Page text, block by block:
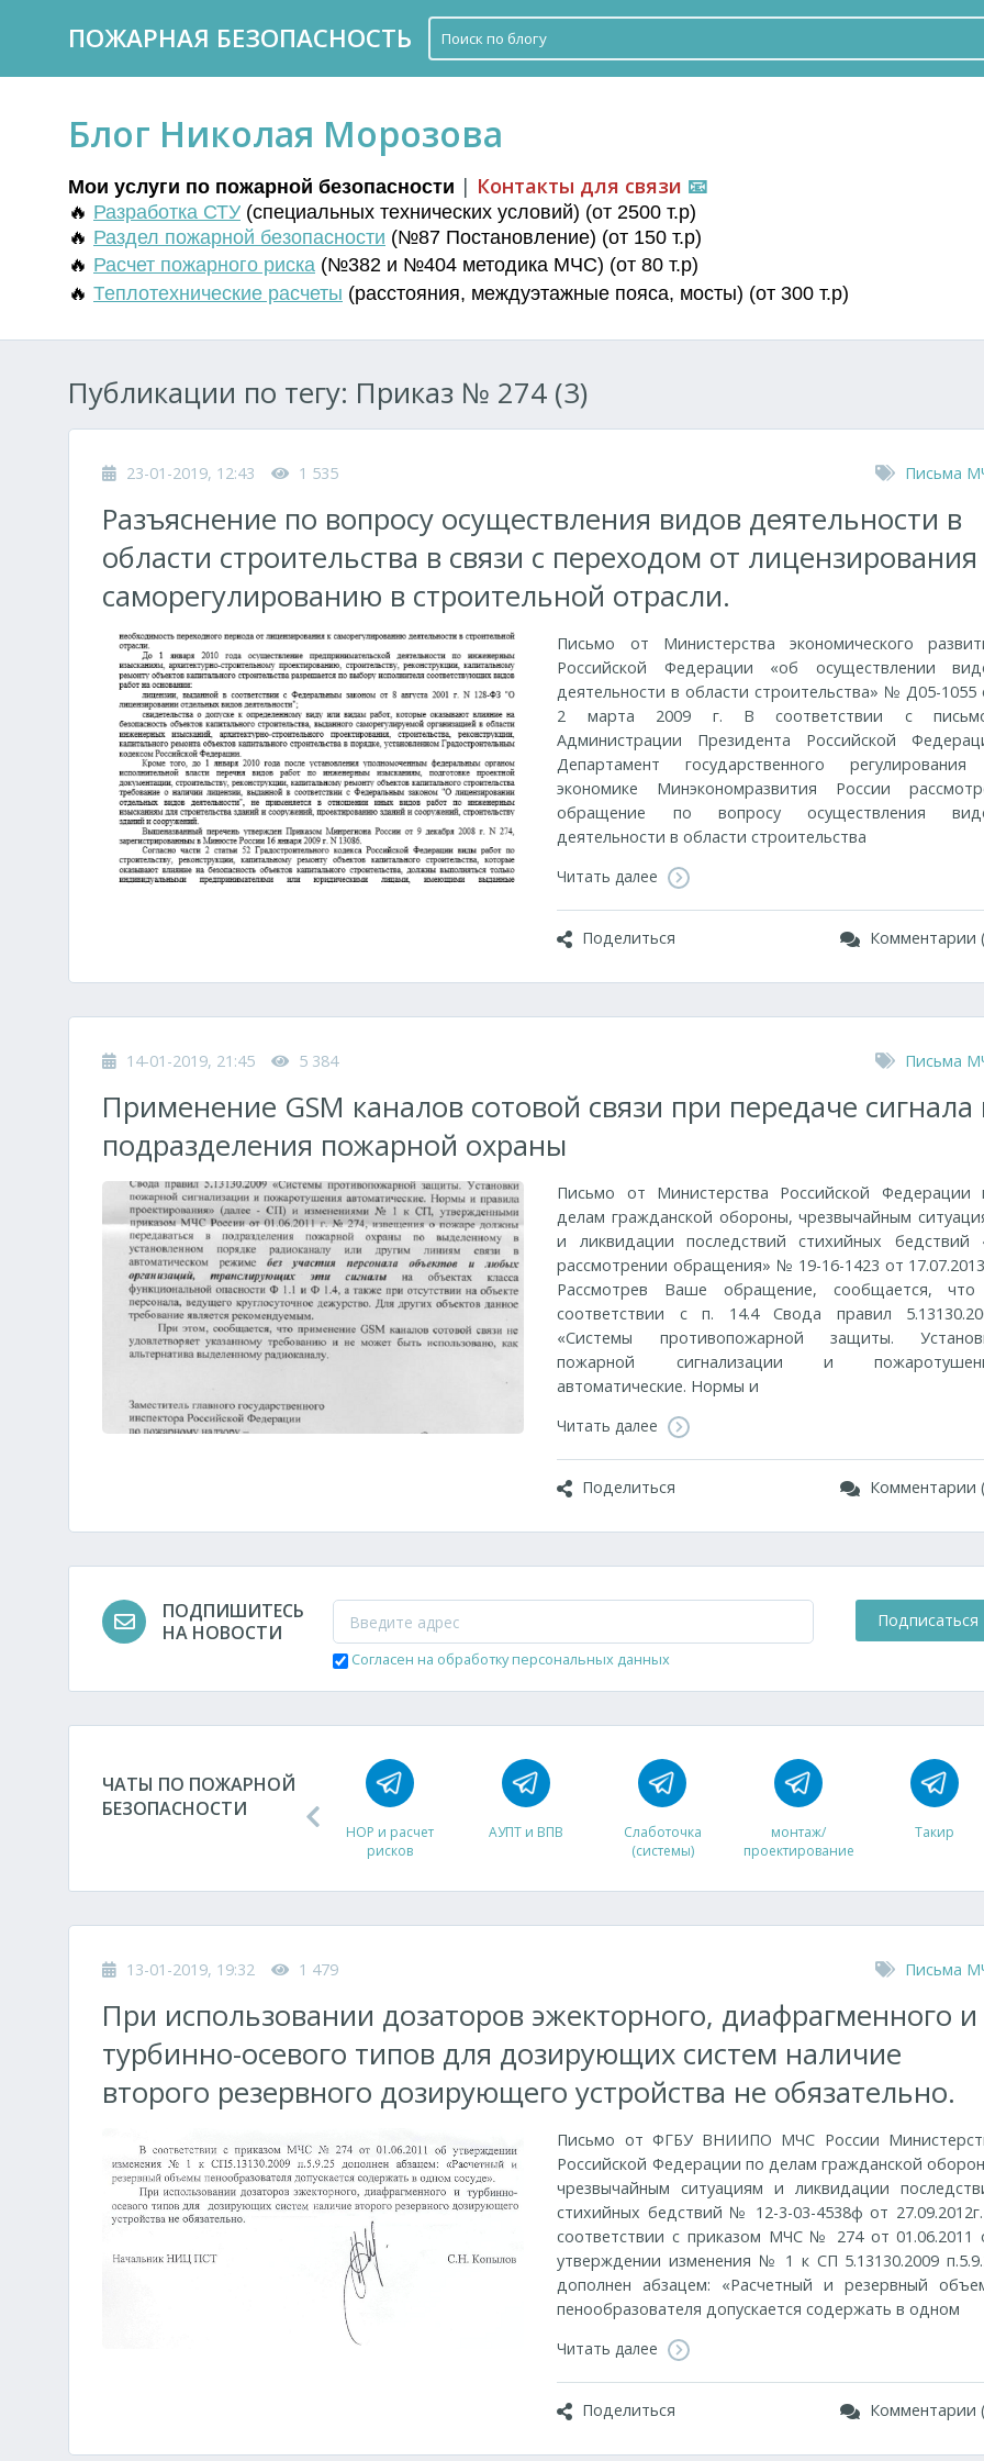
ПОЖАРНАЯ БЕЗОПАСНОСТЬ
Блог Николая Морозова
Мои услуги по пожарной безопасности | Контакты для связи 📧
🔥 Разработка СТУ (специальных технических условий) (от 2500 т.р)
🔥 Раздел пожарной безопасности (№87 Постановление) (от 150 т.р)
🔥 Расчет пожарного риска (№382 и №404 методика МЧС) (от 80 т.р)
🔥 Теплотехнические расчеты (расстояния, междуэтажные пояса, мосты) (от 300 т.р)
Публикации по тегу: Приказ № 274 (3)
23-01-2019, 12:43 1 535 Письма
Разъяснение по вопросу осуществления видов деятельности в
области строительства в связи с переходом от лицензирования
саморегулированию в строительной отрасли.
Письмо от Министерства экономического
Российской Федерации «об осуществлении
деятельности в области строительства» № Д05-1055
2 марта 2009 г. В соответствии с
Администрации Президента Российской
Департамент государственного
экономике Минэкономразвития России
обращение по вопросу осуществления
деятельности в области строительства
Читать далее
Поделиться Комментарии
14-01-2019, 21:45 5 384 Письма
Применение GSM каналов сотовой связи при передаче сигнала
подразделения пожарной охраны
Письмо от Министерства Российской Федерации
делам гражданской обороны, чрезвычайным
и ликвидации последствий стихийных бедствий
рассмотрении обращения» № 19-16-1423 от
Рассмотрев Ваше обращение, сообщается,
соответствии с п. 14.4 Свода правил
«Системы противопожарной защиты.
пожарной сигнализации и
автоматические. Нормы и
Читать далее
Поделиться Комментарии
ПОДПИШИТЕСЬ
НА НОВОСТИ
Подписаться
Согласен на обработку персональных данных
ЧАТЫ ПО ПОЖАРНОЙ
БЕЗОПАСНОСТИ
НОР и расчет
рисков
АУПТ и ВПВ
Слаботочка
(системы)
монтаж/
проектирование
Такир
13-01-2019, 19:32 1 479 Письма
При использовании дозаторов эжекторного, диафрагменного и
турбинно-осевого типов для дозирующих систем наличие
второго резервного дозирующего устройства не обязательно.
Письмо от ФГБУ ВНИИПО МЧС России
Российской Федерации по делам гражданской
чрезвычайным ситуациям и ликвидации
стихийных бедствий № 12-3-03-4538ф от
соответствии с приказом МЧС № 274 от 01.06.2011
утверждении изменения № 1 к СП 5.13130.2009
дополнен абзацем: «Расчетный и резервный
пенообразователя допускается содержать в одном
Читать далее
Поделиться Комментарии